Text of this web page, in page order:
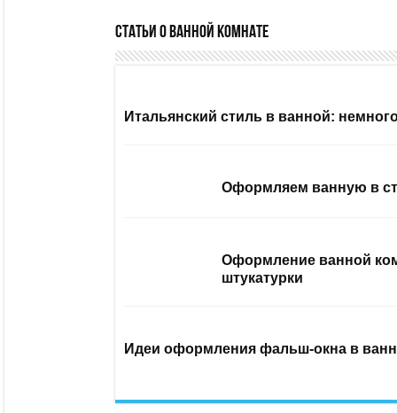
Статьи о ванной комнате
Итальянский стиль в ванной:
Оформляем ванную в
Оформление ванной
штукатурки
Идеи оформления фальш-окна в